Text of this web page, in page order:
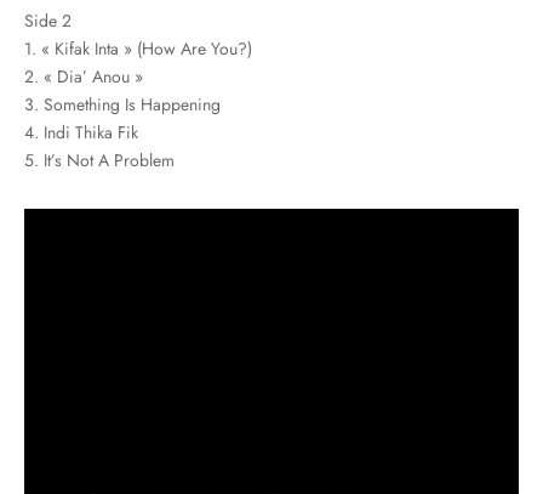
Side 2
1. « Kifak Inta » (How Are You?)
2. « Dia’ Anou »
3. Something Is Happening
4. Indi Thika Fik
5. It’s Not A Problem